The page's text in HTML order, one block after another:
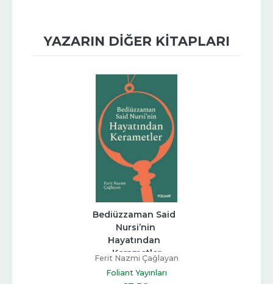
YAZARIN DIĞER KITAPLARI
Bediüzzaman Said
Nursi’nin
Hayatından
Kerametler
Ferit Nazmi Çağlayan
Foliant Yayınları